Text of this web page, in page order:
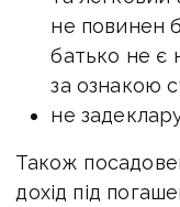
не повинен
батько не є
за ознакою
не
Також
дохід під